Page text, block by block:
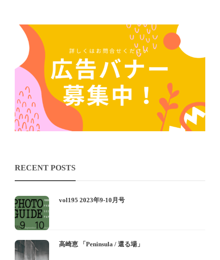
RECENT POSTS
vol195 2023年9-10月号
高崎恵 「Peninsula / 還る場」